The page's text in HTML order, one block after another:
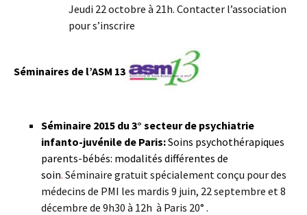
Jeudi 22 octobre à 21h. Contacter l’association
pour s’inscrire
Séminaires de l’ASM 13
Séminaire 2015 du 3° secteur de psychiatrie
infanto-juvénile de Paris:Soins psychothérapiques
parents-bébés: modalités différentes de
soin. Séminaire gratuit spécialement conçu pour des
médecins de PMI les mardis 9 juin, 22 septembre et 8
décembre de 9h30 à 12h à Paris 20° .